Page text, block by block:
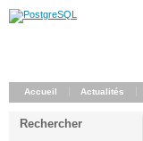
Accueil Actualités
Rechercher